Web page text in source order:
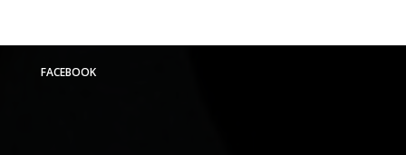
FACEBOOK